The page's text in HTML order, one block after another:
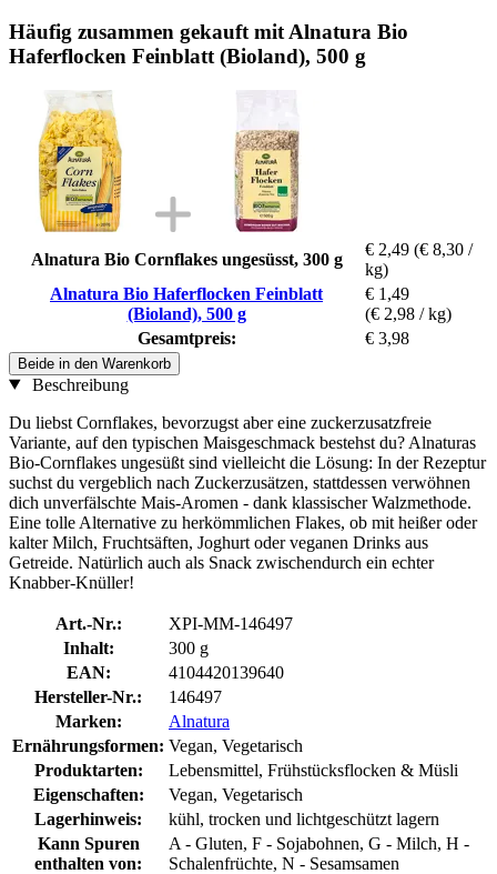
Häufig zusammen gekauft mit Alnatura Bio
Haferflocken Feinblatt (Bioland), 500 g
Alnatura Bio Cornflakes ungesüsst, 300 g
€ 2,49 (€ 8,30 /
kg)
Alnatura Bio Haferflocken Feinblatt
(Bioland), 500 g
€ 1,49
(€ 2,98 / kg)
Gesamtpreis:
€ 3,98
Beide in den Warenkorb
Beschreibung
Du liebst Cornflakes, bevorzugst aber eine zuckerzusatzfreie
Variante, auf den typischen Maisgeschmack bestehst du? Alnaturas
Bio-Cornflakes ungesüßt sind vielleicht die Lösung: In der Rezeptur
suchst du vergeblich nach Zuckerzusätzen, stattdessen verwöhnen
dich unverfälschte Mais-Aromen - dank klassischer Walzmethode.
Eine tolle Alternative zu herkömmlichen Flakes, ob mit heißer oder
kalter Milch, Fruchtsäften, Joghurt oder veganen Drinks aus
Getreide. Natürlich auch als Snack zwischendurch ein echter
Knabber-Knüller!
Art.-Nr.:
XPI-MM-146497
Inhalt:
300 g
EAN:
4104420139640
Hersteller-Nr.:
146497
Marken:
Alnatura
Ernährungsformen: Vegan, Vegetarisch
Produktarten:
Lebensmittel, Frühstücksflocken & Müsli
Eigenschaften:
Vegan, Vegetarisch
Lagerhinweis:
kühl, trocken und lichtgeschützt lagern
Kann Spuren
enthalten von:
A - Gluten, F - Sojabohnen, G - Milch, H -
Schalenfrüchte, N - Sesamsamen